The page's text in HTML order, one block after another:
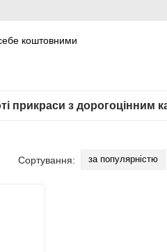
коштовними
прикраси з дорогоцінним
Сортування: за популярністю